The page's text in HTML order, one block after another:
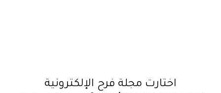
اختارت مجلة فرح الإلكترونية